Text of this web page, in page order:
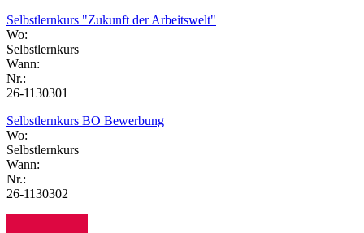
Selbstlernkurs "Zukunft der Arbeitswelt"
Wo:
Selbstlernkurs
Wann:
Nr.:
26-1130301
Selbstlernkurs BO Bewerbung
Wo:
Selbstlernkurs
Wann:
Nr.:
26-1130302